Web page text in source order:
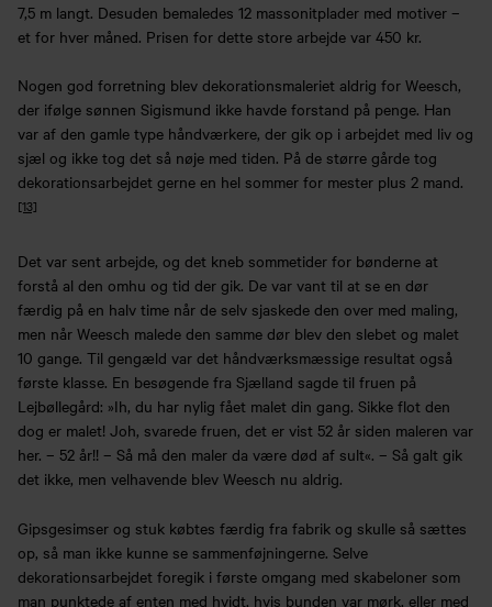
7,5 m langt. Desuden bemaledes 12 massonitplader med motiver –
et for hver måned. Prisen for dette store arbejde var 450 kr.
Nogen god forretning blev dekorationsmaleriet aldrig for Weesch,
der ifølge sønnen Sigismund ikke havde forstand på penge. Han
var af den gamle type håndværkere, der gik op i arbejdet med liv og
sjæl og ikke tog det så nøje med tiden. På de større gårde tog
dekorationsarbejdet gerne en hel sommer for mester plus 2 mand.
[13]
Det var sent arbejde, og det kneb sommetider for bønderne at
forstå al den omhu og tid der gik. De var vant til at se en dør
færdig på en halv time når de selv sjaskede den over med maling,
men når Weesch malede den samme dør blev den slebet og malet
10 gange. Til gengæld var det håndværksmæssige resultat også
første klasse. En besøgende fra Sjælland sagde til fruen på
Lejbøllegård: »Ih, du har nylig fået malet din gang. Sikke flot den
dog er malet! Joh, svarede fruen, det er vist 52 år siden maleren var
her. – 52 år!! – Så må den maler da være død af sult«. – Så galt gik
det ikke, men velhavende blev Weesch nu aldrig.
Gipsgesimser og stuk købtes færdig fra fabrik og skulle så sættes
op, så man ikke kunne se sammenføjningerne. Selve
dekorationsarbejdet foregik i første omgang med skabeloner som
man punktede af enten med hvidt, hvis bunden var mørk, eller med